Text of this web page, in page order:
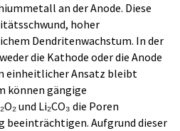
an der Anode. Diese
hoher
Dendritenwachstum. In der
die Kathode oder die Anode
einheitlicher Ansatz bleibt
können gängige
und Li₂CO₃ die Poren
beeinträchtigen. Aufgrund dieser